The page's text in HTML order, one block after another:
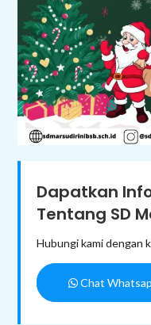
Dapatkan
Tentang SD
Hubungi kami dengan
Chat